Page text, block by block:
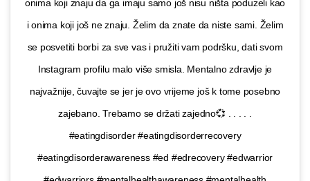
onima koji znaju da ga imaju samo još nisu ništa poduzeli kao
i onima koji još ne znaju. Želim da znate da niste sami. Želim
se posvetiti borbi za sve vas i pružiti vam podršku, dati svom
Instagram profilu malo više smisla. Mentalno zdravlje je
najvažnije, čuvajte se jer je ovo vrijeme još k tome posebno
zajebano. Trebamo se držati zajedno💞 . . . . .
#eatingdisorder #eatingdisorderrecovery
#eatingdisorderawareness #ed #edrecovery #edwarrior